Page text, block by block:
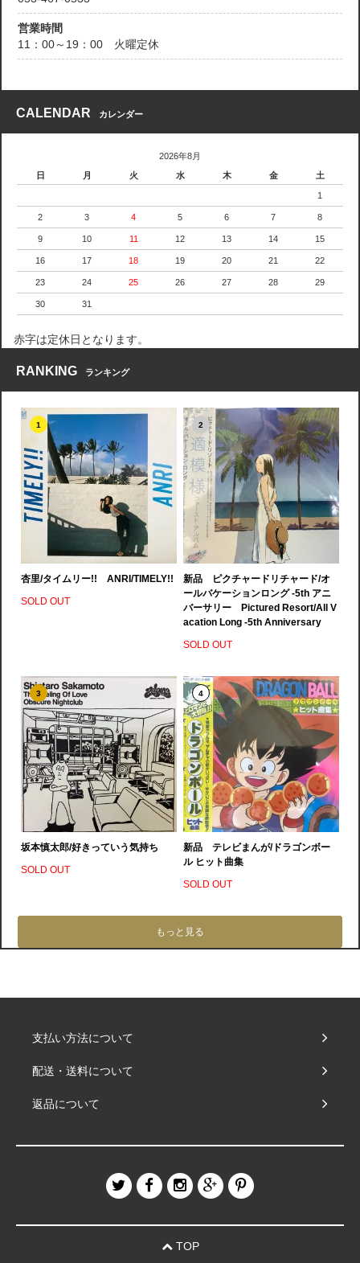
営業時間
11：00～19：00 火曜定休
CALENDAR カレンダー
2026年8月
日
月 火 水 木 金 土
1
2 3 4 5 6 7 8
9 10 11 12 13 14 15
16 17 18 19 20 21 22
23 24 25 26 27 28 29
30 31
赤字は定休日となります。
RANKING ランキング
1
杏里/タイムリー!! ANRI/TIMELY!!
SOLD OUT
2
新品 ピクチャードリチャード/オ
ールバケーションロング -5th アニ
バーサリー Pictured Resort/All V
acation Long -5th Anniversary
SOLD OUT
3
坂本慎太郎/好きっていう気持ち
SOLD OUT
4
新品 テレビまんが/ドラゴンボー
ル ヒット曲集
SOLD OUT
もっと見る
支払い方法について
配送・送料について
返品について
TOP